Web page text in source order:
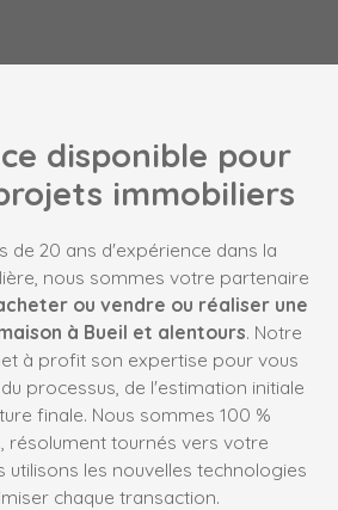
disponible pour
immobiliers
de 20 ans d'expérience dans la
nous sommes votre partenaire
ou vendre ou réaliser une
à Bueil et alentours. Notre
à profit son expertise pour vous
processus, de l'estimation initiale
finale. Nous sommes 100 %
résolument tournés vers votre
utilisons les nouvelles technologies
chaque transaction.